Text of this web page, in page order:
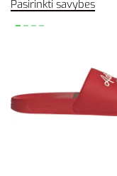
Pasirinkti savybes